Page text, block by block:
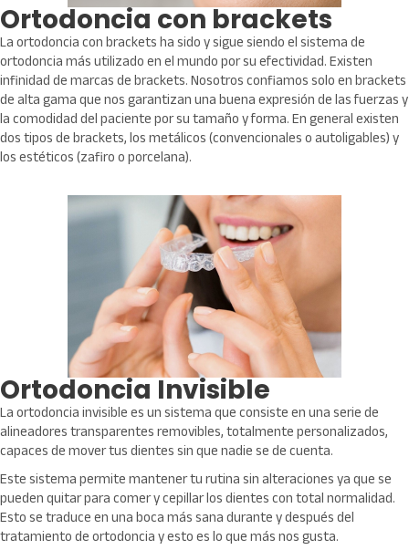
Ortodoncia con brackets
La ortodoncia con brackets ha sido y sigue siendo el sistema de
ortodoncia más utilizado en el mundo por su efectividad. Existen
infinidad de marcas de brackets. Nosotros confiamos solo en brackets
de alta gama que nos garantizan una buena expresión de las fuerzas y
la comodidad del paciente por su tamaño y forma. En general existen
dos tipos de brackets, los metálicos (convencionales o autoligables) y
los estéticos (zafiro o porcelana).
Ortodoncia Invisible
La ortodoncia invisible es un sistema que consiste en una serie de
alineadores transparentes removibles, totalmente personalizados,
capaces de mover tus dientes sin que nadie se de cuenta.
Este sistema permite mantener tu rutina sin alteraciones ya que se
pueden quitar para comer y cepillar los dientes con total normalidad.
Esto se traduce en una boca más sana durante y después del
tratamiento de ortodoncia y esto es lo que más nos gusta.